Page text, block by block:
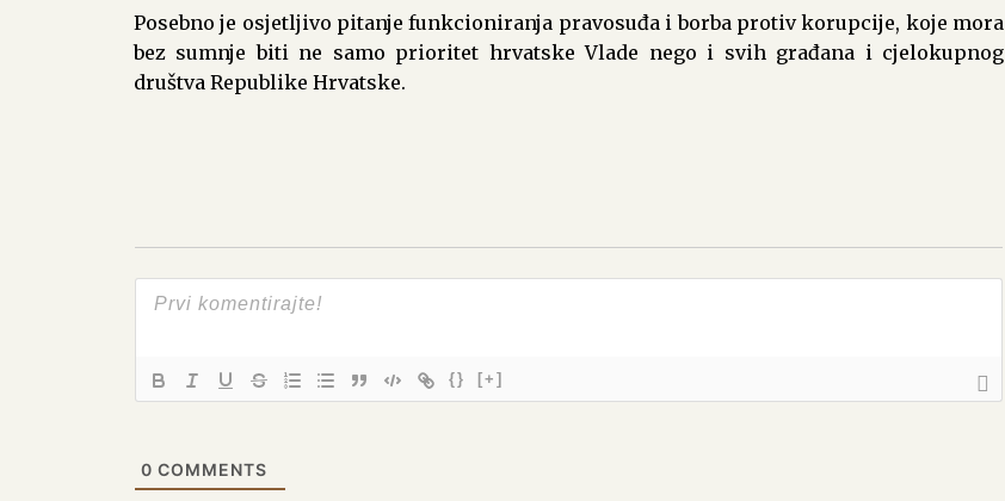
Posebno je osjetljivo pitanje funkcioniranja pravosuđa i borba protiv korupcije, koje mora
bez sumnje biti ne samo prioritet hrvatske Vlade nego i svih građana i cjelokupnog
društva Republike Hrvatske.
{} [+]
0 COMMENTS